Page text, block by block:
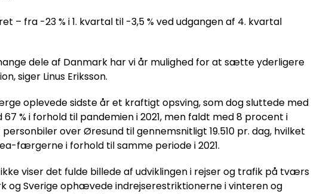
fra -23 % i 1. kvartal til -3,5 % ved udgangen af 4. kvartal
dele af Danmark har vi år mulighed for at sætte yderligere
siger Linus Eriksson.
oplevede sidste år et kraftigt opsving, som dog sluttede med
% i forhold til pandemien i 2021, men faldt med 8 procent i
over Øresund til gennemsnitligt 19.510 pr. dag, hvilket
færgerne i forhold til samme periode i 2021.
viser det fulde billede af udviklingen i rejser og trafik på tværs
og Sverige ophævede indrejserestriktionerne i vinteren og